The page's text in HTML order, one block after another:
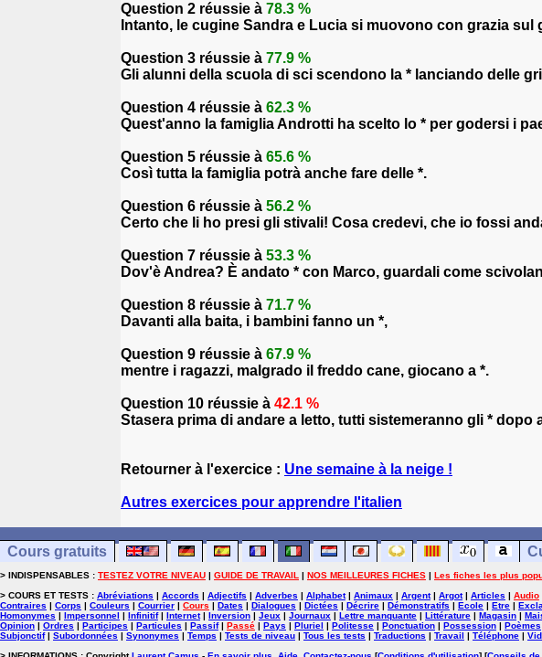
Question 2 réussie à 78.3 %
Intanto, le cugine Sandra e Lucia si muovono con grazia sul
Question 3 réussie à 77.9 %
Gli alunni della scuola di sci scendono la * lanciando delle
Question 4 réussie à 62.3 %
Quest'anno la famiglia Androtti ha scelto lo * per godersi i
Question 5 réussie à 65.6 %
Così tutta la famiglia potrà anche fare delle *.
Question 6 réussie à 56.2 %
Certo che li ho presi gli stivali! Cosa credevi, che io fossi
Question 7 réussie à 53.3 %
Dov'è Andrea? È andato * con Marco, guardali come
Question 8 réussie à 71.7 %
Davanti alla baita, i bambini fanno un *,
Question 9 réussie à 67.9 %
mentre i ragazzi, malgrado il freddo cane, giocano a *.
Question 10 réussie à 42.1 %
Stasera prima di andare a letto, tutti sistemeranno gli *
Retourner à l'exercice : Une semaine à la neige !
Autres exercices pour apprendre l'italien
Cours gratuits
> INDISPENSABLES : TESTEZ VOTRE NIVEAU | GUIDE DE TRAVAIL | NOS MEILLEURES FICHES | Les fiches les plus
> COURS ET TESTS : Abréviations | Accords | Adjectifs | Adverbes | Alphabet| Animaux | Argent| Argot| Articles | Audio
Contraires | Corps | Couleurs | Courrier | Cours | Dates | Dialogues | Dictées | Décrire | Démonstratifs | Ecole | Etre |
Homonymes | Impersonnel | Infinitif| Internet| Inversion | Jeux | Journaux | Lettre manquante | Littérature | Magasin |
Opinion | Ordres | Participes | Particules | Passif| Passé | Pays | Pluriel | Politesse | Ponctuation | Possession | Poèmes
Subjonctif| Subordonnées | Synonymes | Temps | Tests de niveau | Tous les tests | Traductions | Travail | Téléphone |